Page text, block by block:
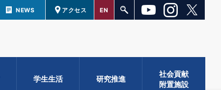
NEWS アクセス EN
学生生活 研究推進
社会貢献
附置施設